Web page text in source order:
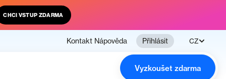
CHCI VSTUP ZDARMA
Kontakt Nápověda Přihlásit CZ
Vyzkoušet zdarma